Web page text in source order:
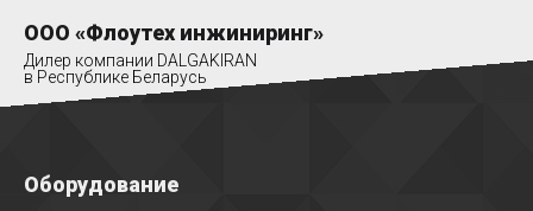
ООО «Флоутех инжиниринг»
Дилер компании DALGAKIRAN
в Республике Беларусь
Оборудование